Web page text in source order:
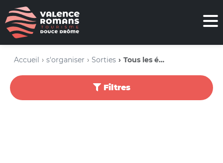
Accueil s'organiser Sorties Tous les événements
Filtres